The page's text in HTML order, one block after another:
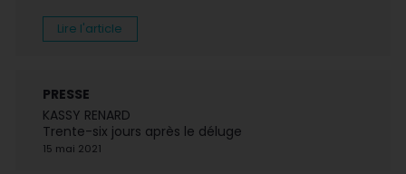
Lire l'article
PRESSE
KASSY RENARD
Trente-six jours après le déluge
15 mai 2021